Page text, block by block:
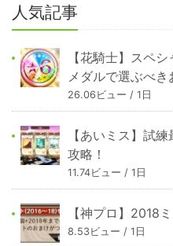
人気記事
【花騎士】スペ
メダルで選ぶべき
26.06ビュー / 1日
【あいミス】試
攻略！
11.74ビュー / 1日
【神プロ】2018
8.53ビュー / 1日